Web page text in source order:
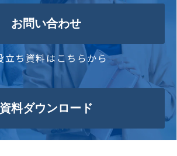
お問い合わせ
立ち資料はこちらから
資料ダウンロード